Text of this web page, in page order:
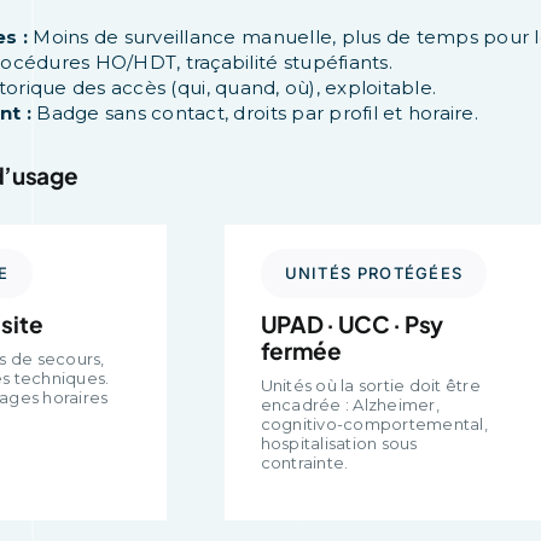
: Moins de surveillance manuelle, plus de temps pour
HO/HDT, traçabilité stupéfiants.
des accès (qui, quand, où), exploitable.
: Badge sans contact, droits par profil et horaire.
de secours,
techniques.
horaires
UNITÉS PROTÉGÉES
UPAD · UCC · Psy
fermée
Unités où la sortie doit être
encadrée : Alzheimer,
cognitivo-comportemental,
hospitalisation sous
contrainte.